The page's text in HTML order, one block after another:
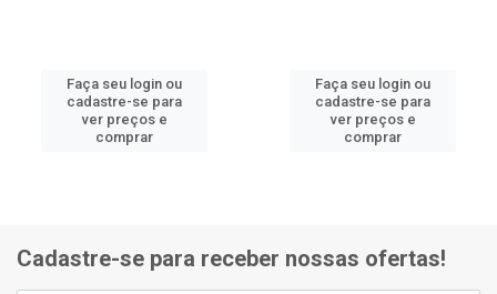
Faça seu login ou
cadastre-se para
ver preços e
comprar
Faça seu login ou
cadastre-se para
ver preços e
comprar
Cadastre-se para receber nossas ofertas!